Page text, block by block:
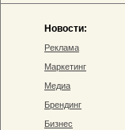
Новости:
Реклама
Маркетинг
Медиа
Брендинг
Бизнес